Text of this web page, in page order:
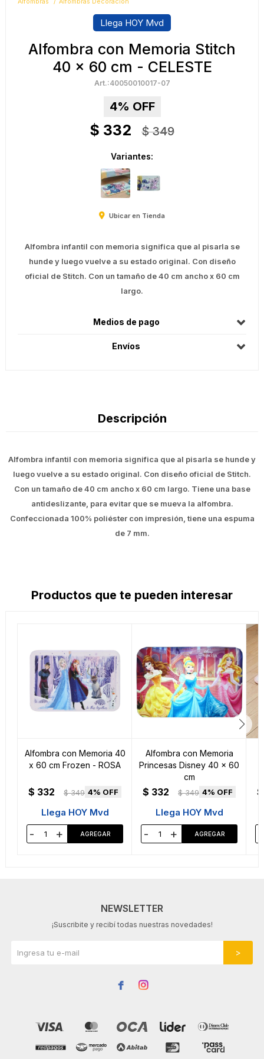
Alfombras Alfombras Decoración
Llega HOY Mvd
Alfombra con Memoria Stitch
40 x 60 cm - CELESTE
40050010017-07
4
$ 332 $ 349
Variantes:
Ubicar en Tienda
Alfombra infantil con memoria significa que al pisarla se
hunde y luego vuelve a su estado original. Con diseño
oficial de Stitch. Con un tamaño de 40 cm ancho x 60 cm
largo.
Medios de pago
Envíos
Descripción
Alfombra infantil con memoria significa que al pisarla se hunde y
luego vuelve a su estado original. Con diseño oficial de Stitch.
Con un tamaño de 40 cm ancho x 60 cm largo. Tiene una base
antideslizante, para evitar que se mueva la alfombra.
Confeccionada 100% poliéster con impresión, tiene una espuma
de 7 mm.
Productos que te pueden interesar
Alfombra con Memoria 40
x 60 cm Frozen - ROSA
$ 332 $ 349 4
Llega HOY Mvd
- +
Alfombra con Memoria
Princesas Disney 40 x 60
cm
$ 332 $ 349 4
Llega HOY Mvd
- +
$
NEWSLETTER
¡Suscribite y recibí todas nuestras novedades!
 